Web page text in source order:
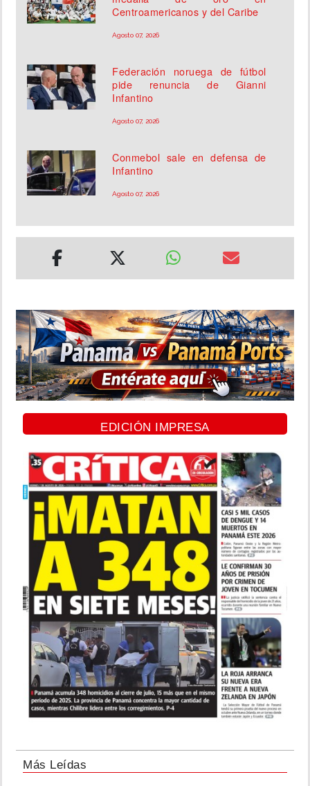
Centroamericanos y del Caribe
Agosto 07, 2026
Federación noruega de fútbol
pide renuncia de Gianni
Infantino
Agosto 07, 2026
Conmebol sale en defensa de
Infantino
Agosto 07, 2026
EDICIÓN IMPRESA
Más Leídas